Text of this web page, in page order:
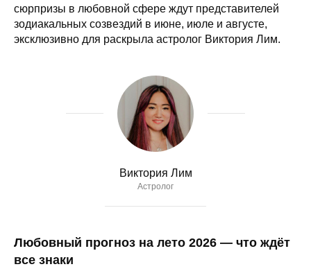
сюрпризы в любовной сфере ждут представителей
зодиакальных созвездий в июне, июле и августе,
эксклюзивно для раскрыла астролог Виктория Лим.
Виктория Лим
Астролог
Любовный прогноз на лето 2026 — что ждёт
все знаки